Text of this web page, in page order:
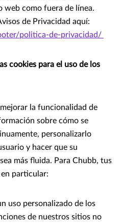
web como fuera de línea.
de Privacidad aquí:
politica-de-privacidad/
cookies para el uso de los
la funcionalidad de
sobre cómo se
personalizarlo
y hacer que su
más fluida. Para Chubb, tus
particular:
uso personalizado de los
de nuestros sitios no